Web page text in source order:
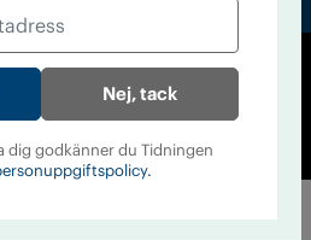
Accent 2026
Personuppgiftspolicy
Nej, tack
dig godkänner du Tidningen